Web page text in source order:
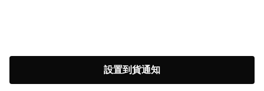
設置到貨通知